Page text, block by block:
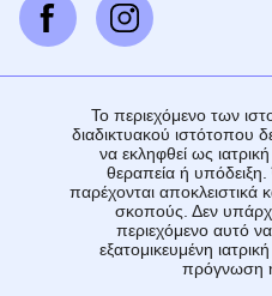
Το περιεχόμενο των
διαδικτυακού ιστότοπου
να εκληφθεί ως
θεραπεία ή
παρέχονται αποκλειστικά
σκοπούς. Δεν
περιεχόμενο αυτό
εξατομικευμένη
πρόγνωση